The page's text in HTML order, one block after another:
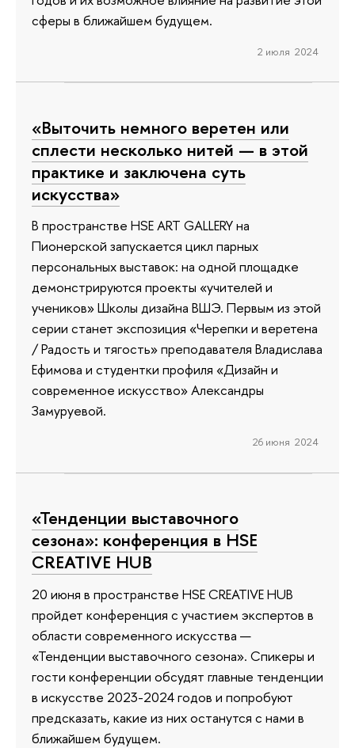
сферы в ближайшем будущем.
2 июля 2024
«Выточить немного веретен или
сплести несколько нитей — в этой
практике и заключена суть
искусства»
В пространстве HSE ART GALLERY на
Пионерской запускается цикл парных
персональных выставок: на одной площадке
демонстрируются проекты «учителей и
учеников» Школы дизайна ВШЭ. Первым из этой
серии станет экспозиция «Черепки и веретена
/ Радость и тягость» преподавателя Владислава
Ефимова и студентки профиля «Дизайн и
современное искусство» Александры
Замуруевой.
26 июня 2024
«Тенденции выставочного
сезона»: конференция в HSE
CREATIVE HUB
20 июня в пространстве HSE CREATIVE HUB
пройдет конференция с участием экспертов в
области современного искусства —
«Тенденции выставочного сезона». Спикеры и
гости конференции обсудят главные тенденции
в искусстве 2023-2024 годов и попробуют
предсказать, какие из них останутся с нами в
ближайшем будущем.